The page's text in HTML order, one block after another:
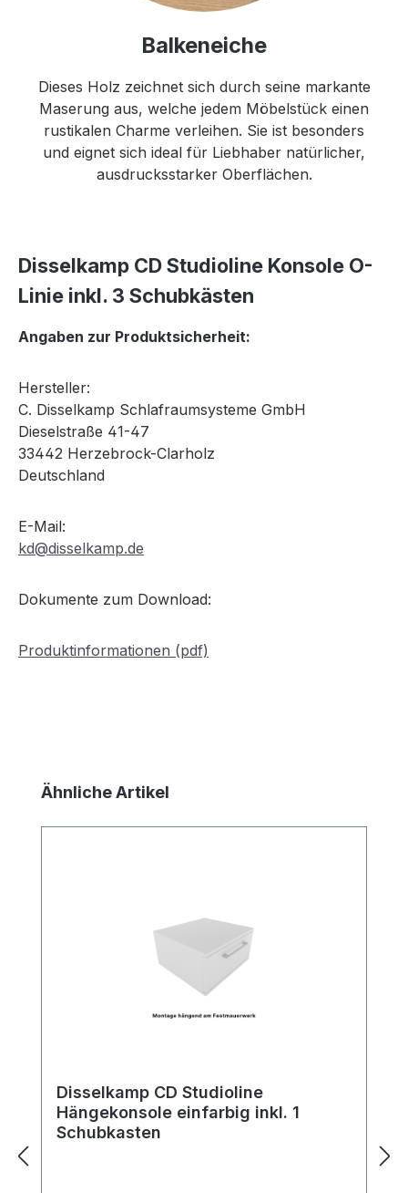
Balkeneiche
Dieses Holz zeichnet sich durch seine markante
Maserung aus, welche jedem Möbelstück einen
rustikalen Charme verleihen. Sie ist besonders
und eignet sich ideal für Liebhaber natürlicher,
ausdrucksstarker Oberflächen.
Disselkamp CD Studioline Konsole O-
Linie inkl. 3 Schubkästen
Angaben zur Produktsicherheit:
Hersteller:
C. Disselkamp Schlafraumsysteme GmbH
Dieselstraße 41-47
33442 Herzebrock-Clarholz
Deutschland
E-Mail:
kd@disselkamp.de
Dokumente zum Download:
Produktinformationen (pdf)
Produktgalerie überspringen
Ähnliche Artikel
Disselkamp CD Studioline
Hängekonsole einfarbig inkl. 1
Schubkasten